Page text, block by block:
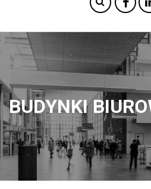
BUDYNKI